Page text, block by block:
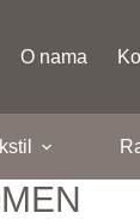
O nama